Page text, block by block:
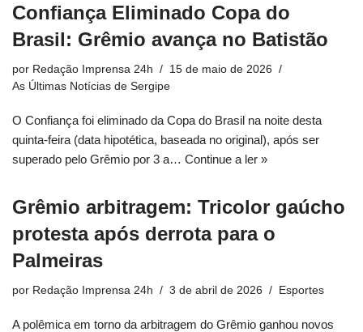
Confiança Eliminado Copa do
Brasil: Grêmio avança no Batistão
por Redação Imprensa 24h
15 de maio de 2026
As Últimas Notícias de Sergipe
O Confiança foi eliminado da Copa do Brasil na noite desta
quinta-feira (data hipotética, baseada no original), após ser
superado pelo Grêmio por 3 a… Continue a ler »
Grêmio arbitragem: Tricolor gaúcho
protesta após derrota para o
Palmeiras
por Redação Imprensa 24h 3 de abril de 2026 Esportes
A polêmica em torno da arbitragem do Grêmio ganhou novos